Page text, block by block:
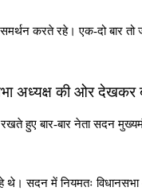
समर्थन करते रहे। एक-दो बार तो
अध्यक्ष की ओर देखकर
हुए बार-बार नेता सदन
थे। सदन में नियमतः